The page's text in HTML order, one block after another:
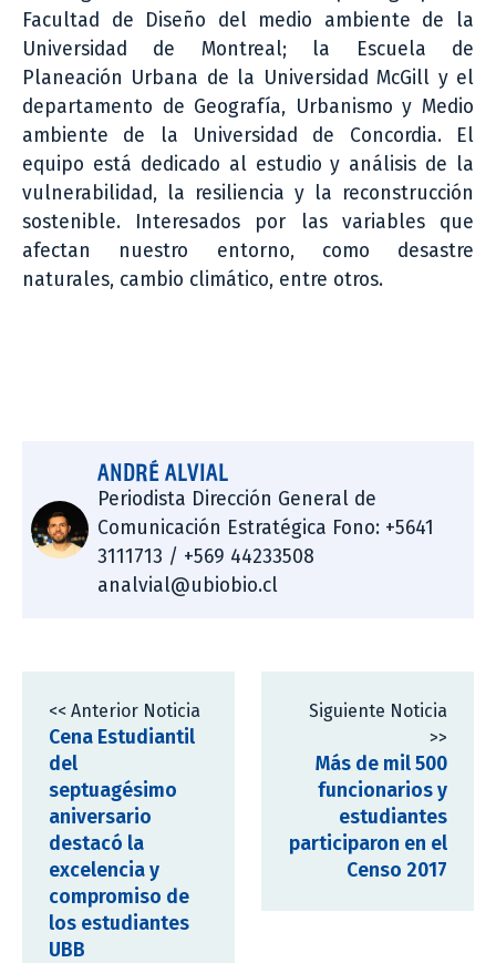
Facultad de Diseño del medio ambiente de la
Universidad de Montreal; la Escuela de
Planeación Urbana de la Universidad McGill y el
departamento de Geografía, Urbanismo y Medio
ambiente de la Universidad de Concordia. El
equipo está dedicado al estudio y análisis de la
vulnerabilidad, la resiliencia y la reconstrucción
sostenible. Interesados por las variables que
afectan nuestro entorno, como desastre
naturales, cambio climático, entre otros.
ANDRÉ ALVIAL
Periodista Dirección General de
Comunicación Estratégica Fono: +5641
3111713 / +569 44233508
analvial@ubiobio.cl
<< Anterior Noticia
Cena Estudiantil
del
septuagésimo
aniversario
destacó la
excelencia y
compromiso de
los estudiantes
UBB
Siguiente Noticia
>>
Más de mil 500
funcionarios y
estudiantes
participaron en el
Censo 2017